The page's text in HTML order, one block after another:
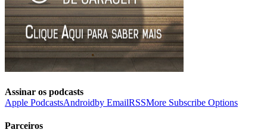
Assinar os podcasts
Apple PodcastsAndroidby EmailRSSMore Subscribe Options
Parceiros